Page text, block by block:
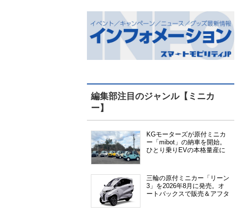
編集部注目のジャンル【ミニカ
ー】
KGモーターズが原付ミニカ
ー「mibot」の納車を開始。
ひとり乗りEVの本格量産に
三輪の原付ミニカー「リーン
3」を2026年8月に発売。オ
ートバックスで販売＆アフタ